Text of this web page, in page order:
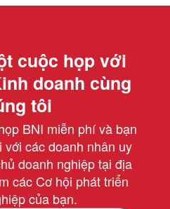
cuộc họp với
doanh cùng
tôi
BNI miễn phí và bạn
các doanh nhân uy
doanh nghiệp tại địa
các Cơ hội phát triển
của bạn.